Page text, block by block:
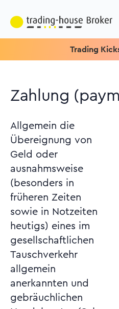
Trading
Zahlung
Allgemein die
Übereignung von
Geld oder
ausnahmsweise
(besonders in
früheren Zeiten
sowie in Notzeiten
heutigs) eines im
gesellschaftlichen
Tauschverkehr
allgemein
anerkannten und
gebräuchlichen
Übereignung voll
befriedigt und
macht gegenüber
dem Zahlenden
keine weiteren
Ansprüche geltend.
Siehe Bullet
Payment, Forderung,
Geldzeichen,
Glattstellung,
Überweisung,
Warengeld,
Zahlbarstellung,